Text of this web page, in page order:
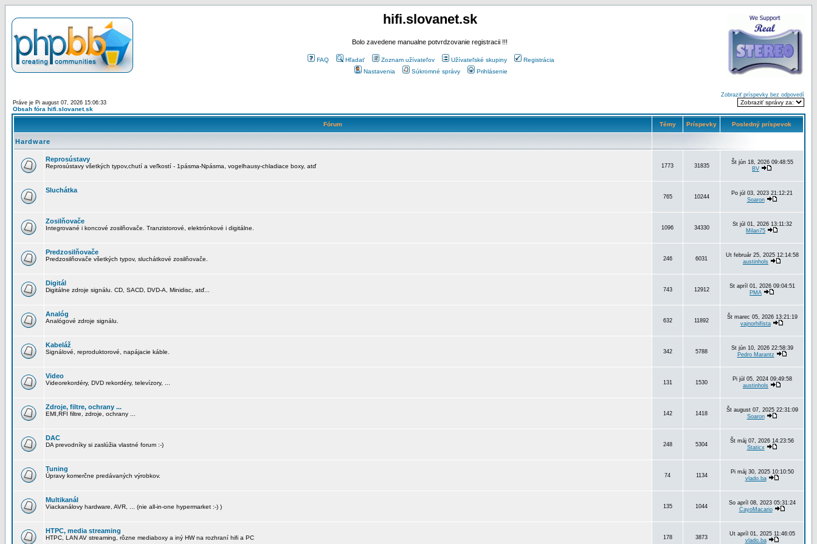
hifi.slovanet.sk
Bolo zavedene manualne potvrdzovanie registracii !!!
FAQ Hľadať Zoznam užívateľov Užívateľské skupiny
Registrácia
Nastavenia
Súkromné správy Prihlásenie
Práve je Pi august 07, 2026 15:06:33
Obsah fóra hifi.slovanet.sk
Zobraziť príspevky bez odpovedí
Fórum Témy Príspevky Posledný príspevok
Hardware
Reprosústavy
Reprosústavy všetkých typov,chutí a veľkostí - 1pásma-Npásma, vogelhausy-chladiace boxy, atď 1773 31835
Št jún 18, 2026 09:48:55
BV
Sluchátka
765 10244
Po júl 03, 2023 21:12:21
Soaron
Zosilňovače
Integrované i koncové zosilňovače. Tranzistorové, elektrónkové i digitálne. 1096 34330
St júl 01, 2026 13:11:32
Milan75
Predzosilňovače
Predzosilňovače všetkých typov, sluchátkové zosilňovače. 246 6031
Ut február 25, 2025 12:14:58
austinhols
Digitál
Digitálne zdroje signálu. CD, SACD, DVD-A, Minidisc, atď... 743 12912
St apríl 01, 2026 09:04:51
PMA
Analóg
Analógové zdroje signálu. 632 11892
Št marec 05, 2026 13:21:19
vajnorhifista
Kabeláž
Signálové, reproduktorové, napájacie káble. 342 5788
St jún 10, 2026 22:58:39
Pedro Marantz
Video
Videorekordéry, DVD rekordéry, televízory, ... 131 1530
Pi júl 05, 2024 09:49:58
austinhols
Zdroje, filtre, ochrany ...
EMI,RFI filtre, zdroje, ochrany ... 142 1418
Št august 07, 2025 22:31:09
Soaron
DAC
DA prevodníky si zaslúžia vlastné forum :-) 248 5304
Št máj 07, 2026 14:23:56
Staticx
Tuning
Úpravy komerčne predávaných výrobkov. 74 1134
Pi máj 30, 2025 10:10:50
vlado.ba
Multikanál
Viackanálovy hardware, AVR, ... (nie all-in-one hypermarket :-) ) 135 1044
So apríl 08, 2023 05:31:24
CayoMacario
HTPC, media streaming
HTPC, LAN AV streaming, rôzne mediaboxy a iný HW na rozhraní hifi a PC 178 3873
Ut apríl 01, 2025 11:46:05
vlado.ba